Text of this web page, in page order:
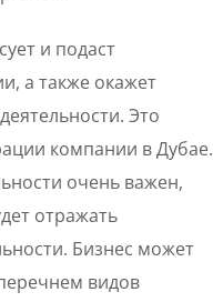
и подаст
а также окажет
Это
компании в Дубае.
очень важен,
отражать
Бизнес может
видов